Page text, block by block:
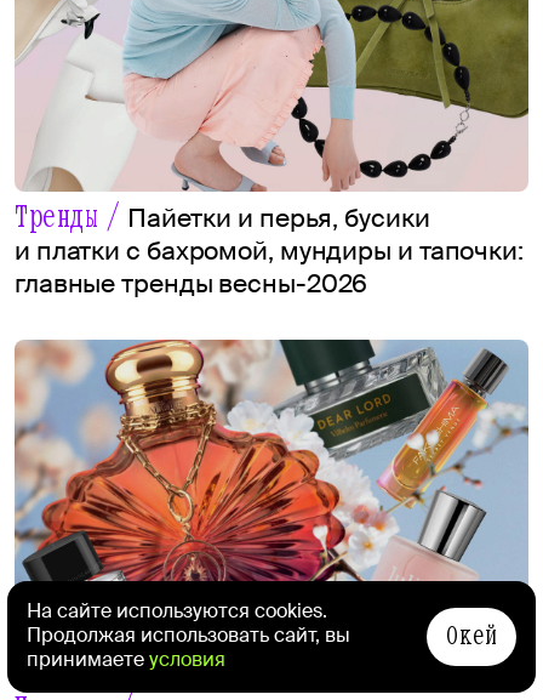
Тренды / Пайетки и перья, бусики
и платки с бахромой, мундиры и тапочки:
главные тренды весны-2026
На сайте используются cookies.
Продолжая использовать сайт, вы
принимаетеусловия
Окей